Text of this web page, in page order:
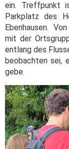
ein. Treffpunkt
Parkplatz des
Ebenhausen.
mit der
entlang des
beobachten sei,
gebe.